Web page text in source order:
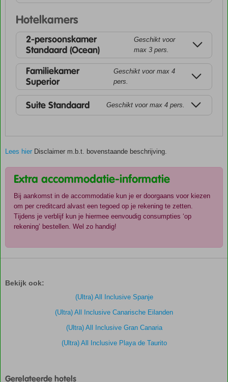
Hotelkamers
2-persoonskamer
Standaard (Ocean)
Geschikt voor
max 3 pers.
Familiekamer
Superior
Geschikt voor max 4
pers.
Suite Standaard Geschikt voor max 4 pers.
Lees hier Disclaimer m.b.t. bovenstaande beschrijving.
Extra accommodatie-informatie
Bij aankomst in de accommodatie kun je er doorgaans voor kiezen
om per creditcard alvast een tegoed op je rekening te zetten.
Tijdens je verblijf kun je hiermee eenvoudig consumpties ‘op
rekening’ bestellen. Wel zo handig!
door
Princess
Bekijk ook:
(Ultra) All Inclusive Spanje
(Ultra) All Inclusive Canarische Eilanden
(Ultra) All Inclusive Gran Canaria
(Ultra) All Inclusive Playa de Taurito
Gerelateerde hotels